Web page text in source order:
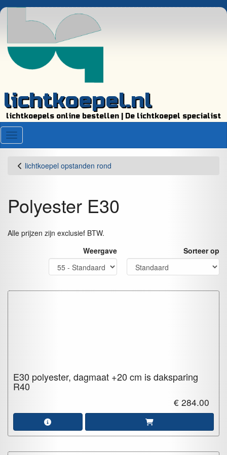
lichtkoepel.nl
lichtkoepels online bestellen | De lichtkoepel specialist
Menu
lichtkoepel opstanden rond
Polyester E30
Alle prijzen zijn exclusief BTW.
Weergave
Sorteer op
E30 polyester, dagmaat +20 cm is daksparing
R40
€ 284.00